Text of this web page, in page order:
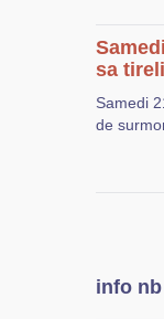
sa
Samedi
de
info